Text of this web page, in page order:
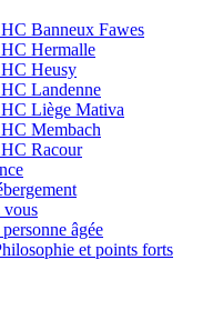
Banneux Fawes
Hermalle
Heusy
Landenne
Liège Mativa
Membach
Racour
vous
âgée
et points forts